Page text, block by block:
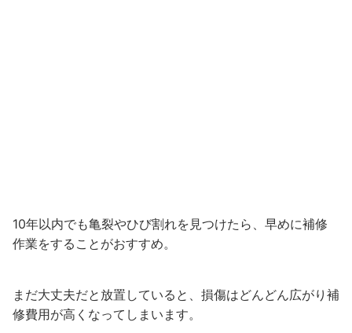
10年以内でも亀裂やひび割れを見つけたら、早めに補修
作業をすることがおすすめ。
まだ大丈夫だと放置していると、損傷はどんどん広がり補
修費用が高くなってしまいます。